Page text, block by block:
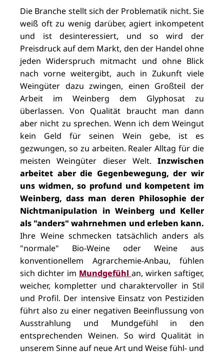
Die Branche stellt sich der Problematik nicht. Sie
weiß oft zu wenig darüber, agiert inkompetent
und ist desinteressiert, und so wird der
Preisdruck auf dem Markt, den der Handel ohne
jeden Widerspruch mitmacht und ohne Blick
nach vorne weitergibt, auch in Zukunft viele
Weingüter dazu zwingen, einen Großteil der
Arbeit im Weinberg dem Glyphosat zu
überlassen. Von Qualität braucht man dann
aber nicht zu sprechen. Wenn ich dem Weingut
kein Geld für seinen Wein gebe, ist es
gezwungen, so zu arbeiten. Realer Alltag für die
meisten Weingüter dieser Welt. Inzwischen
arbeitet aber die Gegenbewegung, der wir
uns widmen, so profund und kompetent im
Weinberg, dass man deren Philosophie der
Nichtmanipulation in Weinberg und Keller
als "anders" wahrnehmen und erleben kann.
Ihre Weine schmecken tatsächlich anders als
"normale" Bio-Weine oder Weine aus
konventionellem Agrarchemie-Anbau, fühlen
sich dichter im Mundgefühl an, wirken saftiger,
weicher, kompletter und charaktervoller in Stil
und Profil. Der intensive Einsatz von Pestiziden
führt also zu einer negativen Beeinflussung von
Ausstrahlung und Mundgefühl in den
entsprechenden Weinen. So wird Qualität in
unserem Sinne auf neue Art und Weise fühl- und